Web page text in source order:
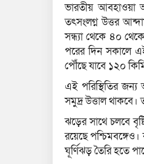
ভারতীয় আবহাওয়া
তৎসংলগ্ন উত্তর
সন্ধ্যা থেকে ৪০
পরের দিন সকালে
পৌঁছে যাবে ১২০
এই পরিস্থিতির জন্য
সমুদ্র উত্তাল থাকবে।
ঝড়ের সাথে চলবে
রয়েছে
ঘূর্ণিঝড় তৈরি হতে